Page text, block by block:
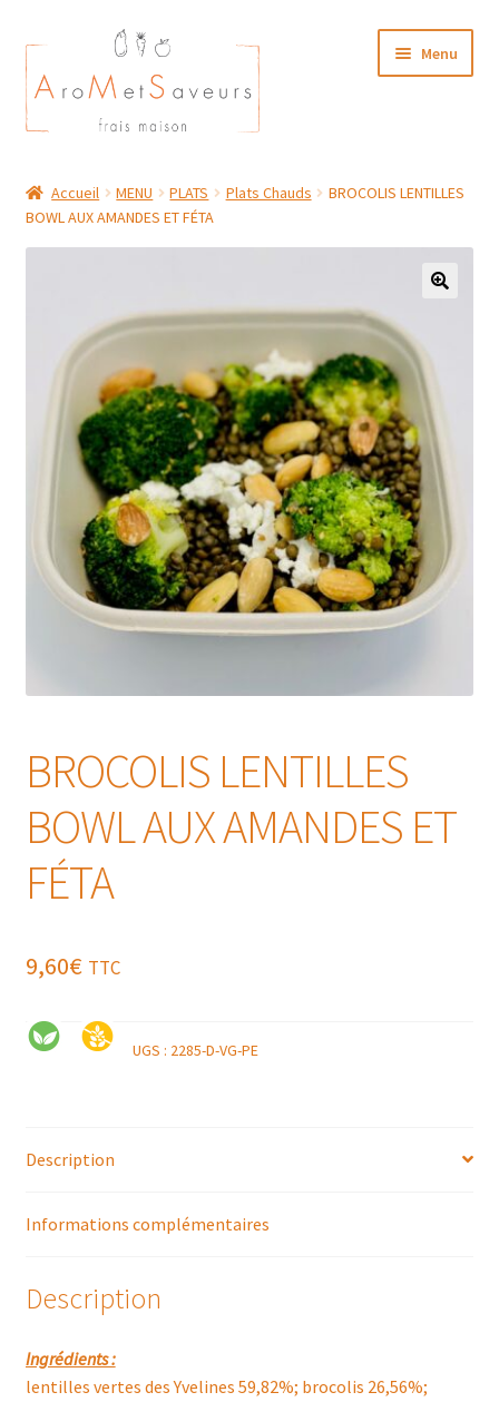
Aller
à
la
navigation
Aller
au
contenu
Menu
Plat du Jour/ Menu Week end
MON COMPTE
Accueil MENU PLATS Plats Chauds
BROCOLIS LENTILLES
BOWL AUX AMANDES ET FÉTA
BROCOLIS LENTILLES
BOWL AUX AMANDES ET
FÉTA
9,60€ TTC
UGS : 2285-D-VG-PE
Description
Informations complémentaires
Description
Ingrédients :
lentilles vertes des Yvelines 59,82%; brocolis 26,56%;